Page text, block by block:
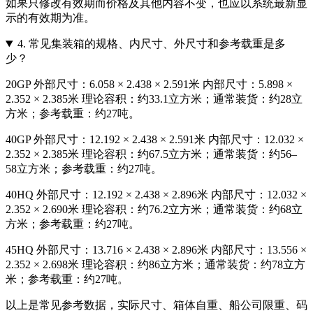
如果只修改有效期而价格及其他内容不变，也应以系统最新显
示的有效期为准。
4. 常见集装箱的规格、内尺寸、外尺寸和参考载重是多
少？
20GP 外部尺寸：6.058 × 2.438 × 2.591米 内部尺寸：5.898 ×
2.352 × 2.385米 理论容积：约33.1立方米；通常装货：约28立
方米；参考载重：约27吨。
40GP 外部尺寸：12.192 × 2.438 × 2.591米 内部尺寸：12.032 ×
2.352 × 2.385米 理论容积：约67.5立方米；通常装货：约56–
58立方米；参考载重：约27吨。
40HQ 外部尺寸：12.192 × 2.438 × 2.896米 内部尺寸：12.032 ×
2.352 × 2.690米 理论容积：约76.2立方米；通常装货：约68立
方米；参考载重：约27吨。
45HQ 外部尺寸：13.716 × 2.438 × 2.896米 内部尺寸：13.556 ×
2.352 × 2.698米 理论容积：约86立方米；通常装货：约78立方
米；参考载重：约27吨。
以上是常见参考数据，实际尺寸、箱体自重、船公司限重、码